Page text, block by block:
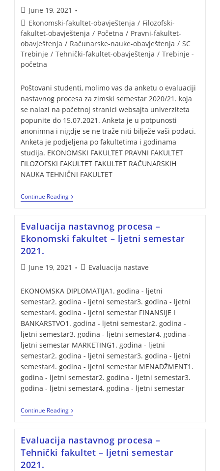
June 19, 2021
Ekonomski-fakultet-obavještenja / Filozofski-
fakultet-obavještenja / Početna / Pravni-fakultet-
obavještenja / Računarske-nauke-obavještenja / SC
Trebinje / Tehnički-fakultet-obavještenja / Trebinje -
početna
Poštovani studenti, molimo vas da anketu o evaluaciji
nastavnog procesa za zimski semestar 2020/21. koja
se nalazi na početnoj stranici websajta univerziteta
popunite do 15.07.2021. Anketa je u potpunosti
anonimna i nigdje se ne traže niti bilježe vaši podaci.
Anketa je podjeljena po fakultetima i godinama
studija. EKONOMSKI FAKULTET PRAVNI FAKULTET
FILOZOFSKI FAKULTET FAKULTET RAČUNARSKIH
NAUKA TEHNIČNI FAKULTET
Continue Reading
Evaluacija nastavnog procesa –
Ekonomski fakultet – ljetni semestar
2021.
June 19, 2021 Evaluacija nastave
EKONOMSKA DIPLOMATIJA1. godina - ljetni
semestar2. godina - ljetni semestar3. godina - ljetni
semestar4. godina - ljetni semestar FINANSIJE I
BANKARSTVO1. godina - ljetni semestar2. godina -
ljetni semestar3. godina - ljetni semestar4. godina -
ljetni semestar MARKETING1. godina - ljetni
semestar2. godina - ljetni semestar3. godina - ljetni
semestar4. godina - ljetni semestar MENADŽMENT1.
godina - ljetni semestar2. godina - ljetni semestar3.
godina - ljetni semestar4. godina - ljetni semestar
Continue Reading
Evaluacija nastavnog procesa –
Tehnički fakultet – ljetni semestar
2021.